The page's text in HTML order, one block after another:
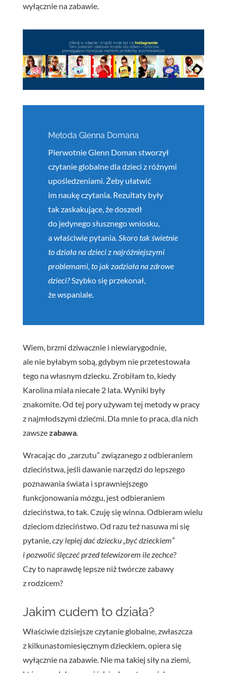
wyłącznie na zabawie.
Metoda Glenna Domana
Pierwotnie Glenn Doman stworzył
czytanie globalne dla dzieci z różnymi
upośledzeniami. Żeby ułatwić
im naukę czytania. Rezultaty były
tak zaskakujące, że doszedł
do jedynego słusznego wniosku,
a właściwie pytania.Skoro tak świetnie
to działa na dzieci z najróżniejszymi
problemami, to jak zadziała na zdrowe
dzieci?Szybko się przekonał,
że wspaniale.
Wiem, brzmi dziwacznie i niewiarygodnie,
ale nie byłabym sobą, gdybym nie przetestowała
tego na własnym dziecku. Zrobiłam to, kiedy
Karolina miała niecałe 2 lata. Wyniki były
znakomite. Od tej pory używam tej metody w pracy
z najmłodszymi dziećmi. Dla mnie to praca, dla nich
zawszezabawa.
Wracając do „zarzutu” związanego z odbieraniem
dzieciństwa, jeśli dawanie narzędzi do lepszego
poznawania świata i sprawniejszego
funkcjonowania mózgu, jest odbieraniem
dzieciństwa, to tak. Czuję się winna. Odbieram wielu
dzieciom dzieciństwo. Od razu też nasuwa mi się
pytanie,czy lepiej dać dziecku „być dzieckiem”
i pozwolić ślęczeć przed telewizorem ile zechce?
Czy to naprawdę lepsze niż twórcze zabawy
z rodzicem?
Jakim cudem to działa?
Właściwie dzisiejsze czytanie globalne, zwłaszcza
z kilkunastomiesięcznym dzieckiem, opiera się
wyłącznie na zabawie. Nie ma takiej siły na ziemi,